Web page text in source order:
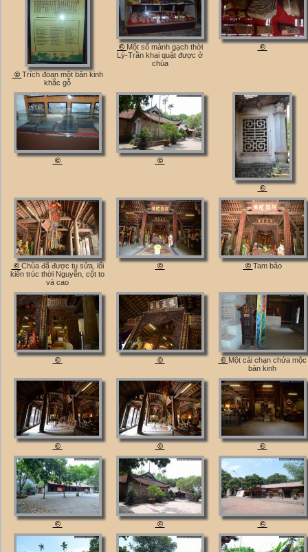
© Trích đoạn một bản kinh
khắc gỗ
© Một số mảnh gạch thời
Lý-Trần khai quật được ở
chùa
©
© ©
©
©Chùa đã được tu sửa, lối
kiến trúc thời Nguyễn, cột to
và cao
© © Tam bảo
© © © Một cái chạn chứa mộc
bản kinh
© © ©
© © ©